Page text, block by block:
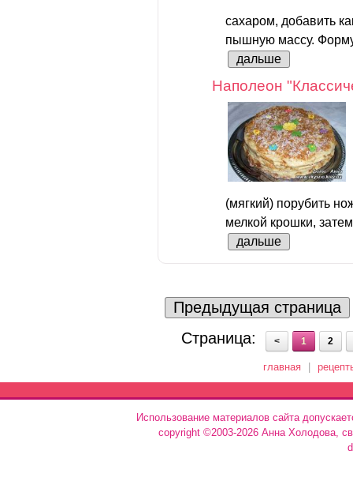
сахаром, добавить
пышную массу.
дальше
Наполеон
(мягкий) порубить
мелкой крошки,
дальше
Предыдущая страница
Страница:
< 1 2
главная
Использование материалов сайта
copyright ©2003-2026 Анна Холодова,